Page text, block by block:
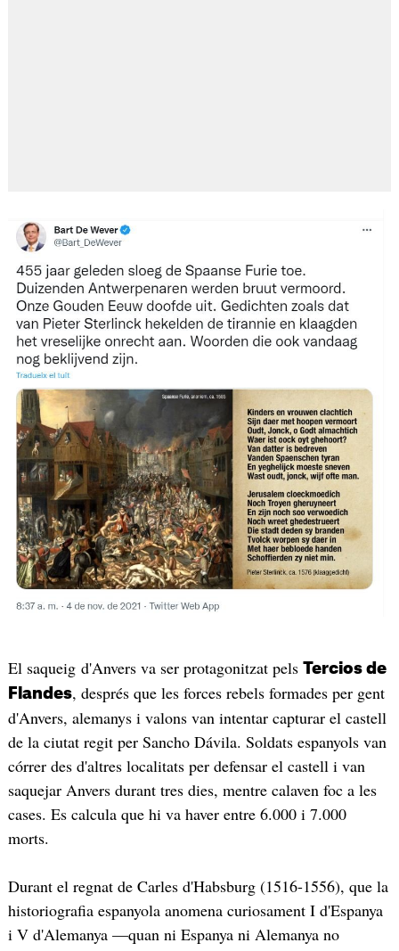
El saqueig d'Anvers va ser protagonitzat pels Tercios de
Flandes, després que les forces rebels formades per gent
d'Anvers, alemanys i valons van intentar capturar el castell
de la ciutat regit per Sancho Dávila. Soldats espanyols van
córrer des d'altres localitats per defensar el castell i van
saquejar Anvers durant tres dies, mentre calaven foc a les
cases. Es calcula que hi va haver entre 6.000 i 7.000
morts.
Durant el regnat de Carles d'Habsburg (1516-1556), que la
historiografia espanyola anomena curiosament I d'Espanya
i V d'Alemanya —quan ni Espanya ni Alemanya no